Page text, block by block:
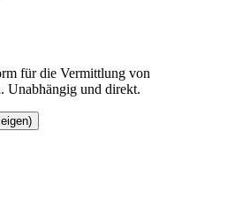
für die Vermittlung von
Unabhängig und direkt.